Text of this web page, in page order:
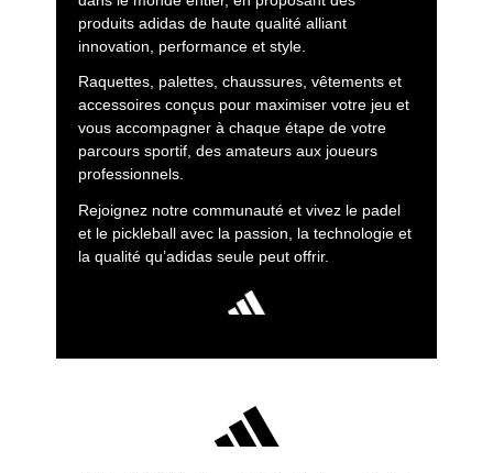
produits adidas de haute qualité alliant
innovation, performance et style.
Raquettes, palettes, chaussures, vêtements et
accessoires conçus pour maximiser votre jeu et
vous accompagner à chaque étape de votre
parcours sportif, des amateurs aux joueurs
professionnels.
Rejoignez notre communauté et vivez le padel
et le pickleball avec la passion, la technologie et
la qualité qu’adidas seule peut offrir.